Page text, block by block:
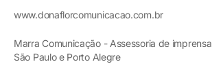
www.donaflorcomunicacao.com.br
Marra Comunicação - Assessoria de
São Paulo e Porto Alegre